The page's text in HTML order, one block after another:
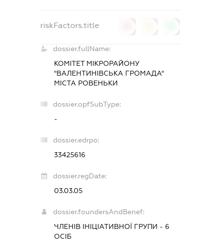
riskFactors.title
dossier.fullName:
КОМІТЕТ МІКРОРАЙОНУ
"ВАЛЕНТИНІВСЬКА ГРОМАДА"
МІСТА РОВЕНЬКИ
dossier.opfSubType:
-
dossier.edrpo:
33425616
dossier.regDate:
03.03.05
dossier.foundersAndBenef:
ЧЛЕНІВ ІНІЦІАТИВНОЇ ГРУПИ - 6
ОСІБ